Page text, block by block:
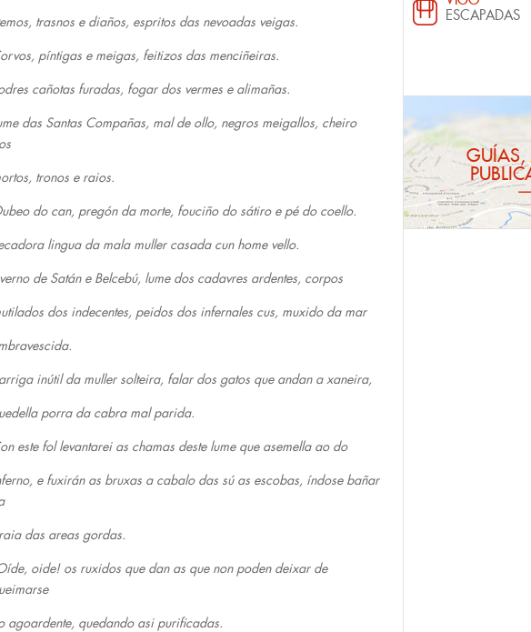
trasnos e diaños, espritos das nevoadas veigas.
píntigas e meigas, feitizos das menciñeiras.
cañotas furadas, fogar dos vermes e alimañas.
das Santas Compañas, mal de ollo, negros meigallos, cheiro
tronos e raios.
do can, pregón da morte, fouciño do sátiro e pé do coello.
lingua da mala muller casada cun home vello.
de Satán e Belcebú, lume dos cadavres ardentes, corpos
dos indecentes, peidos dos infernales cus, muxido da mar
inútil da muller solteira, falar dos gatos que andan a xaneira,
porra da cabra mal parida.
este fol levantarei as chamas deste lume que asemella ao do
e fuxirán as bruxas a cabalo das sú as escobas, índose bañar
das areas gordas.
oide! os ruxidos que dan as que non poden deixar de
agoardente, quedando asi purificadas.
ESCAPADAS
GUÍAS,